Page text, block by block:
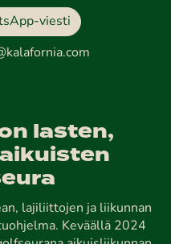
viesti
lasten,
lajiliittojen ja liikunnan
Keväällä 2024